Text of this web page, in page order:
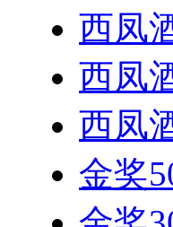
西凤
西凤
西凤
金奖